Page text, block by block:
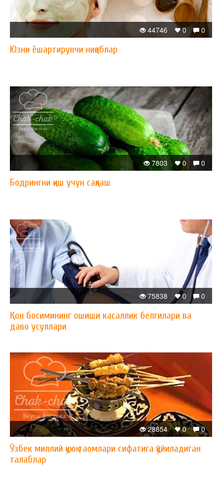
0
0
44746
Юзни ёшартирувчи ниқоблар
0
0
7803
Бодрингни қиш учун сақлаш
0
0
75838
Қон босимининг ошиши касаллик белгилари ва
даво усуллари
0
0
28854
Ўзбек миллий қуюқ таомлари сифатига қўйиладиган
талаблар